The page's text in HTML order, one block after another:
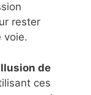
rester
voie.
de
ces